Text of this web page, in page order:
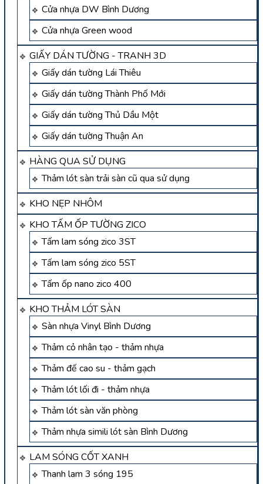
Cửa nhựa DW Bình Dương
Cửa nhựa Green wood
GIẤY DÁN TƯỜNG - TRANH 3D
Giấy dán tường Lái Thiêu
Giấy dán tường Thành Phố Mới
Giấy dán tường Thủ Dầu Một
Giấy dán tường Thuận An
HÀNG QUA SỬ DỤNG
Thảm lót sàn trải sàn cũ qua sử dụng
KHO NẸP NHÔM
KHO TẤM ỐP TƯỜNG ZICO
Tấm lam sóng zico 3ST
Tấm lam sóng zico 5ST
Tấm ốp nano zico 400
KHO THẢM LÓT SÀN
Sàn nhựa Vinyl Bình Dương
Thảm cỏ nhân tạo - thảm nhựa
Thảm đế cao su - thảm gạch
Thảm lót lối đi - thảm nhựa
Thảm lót sàn văn phòng
Thảm nhựa simili lót sàn Bình Dương
LAM SÓNG CỐT XANH
Thanh lam 3 sóng 195